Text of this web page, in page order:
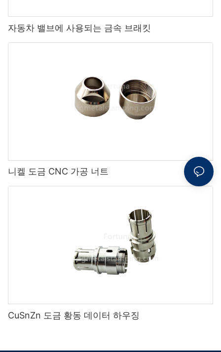
자동차 밸브에 사용되는 금속 브래킷
니켈 도금 CNC 가공 너트
CuSnZn 도금 황동 데이터 하우징